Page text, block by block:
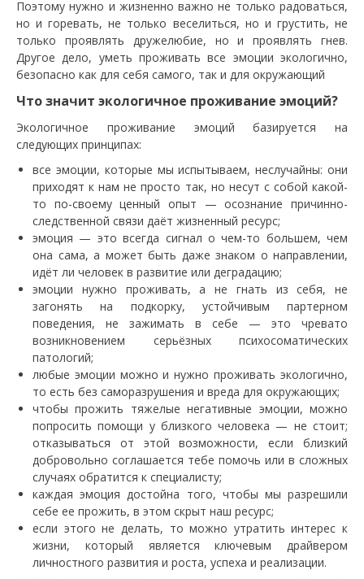
Поэтому нужно и жизненно важно не только радоваться,
но и горевать, не только веселиться, но и грустить, не
только проявлять дружелюбие, но и проявлять гнев.
Другое дело, уметь проживать все эмоции экологично,
безопасно как для себя самого, так и для окружающий
Что значит экологичное проживание эмоций?
Экологичное проживание эмоций базируется на
следующих принципах:
все эмоции, которые мы испытываем, неслучайны: они
приходят к нам не просто так, но несут с собой какой-
то по-своему ценный опыт — осознание причинно-
следственной связи даёт жизненный ресурс;
эмоция — это всегда сигнал о чем-то большем, чем
она сама, а может быть даже знаком о направлении,
идёт ли человек в развитие или деградацию;
эмоции нужно проживать, а не гнать из себя, не
загонять на подкорку, устойчивым партерном
поведения, не зажимать в себе — это чревато
возникновением серьёзных психосоматических
патологий;
любые эмоции можно и нужно проживать экологично,
то есть без саморазрушения и вреда для окружающих;
чтобы прожить тяжелые негативные эмоции, можно
попросить помощи у близкого человека — не стоит;
отказываться от этой возможности, если близкий
добровольно соглашается тебе помочь или в сложных
случаях обратится к специалисту;
каждая эмоция достойна того, чтобы мы разрешили
себе ее прожить, в этом скрыт наш ресурс;
если этого не делать, то можно утратить интерес к
жизни, который является ключевым драйвером
личностного развития и роста, успеха и реализации.